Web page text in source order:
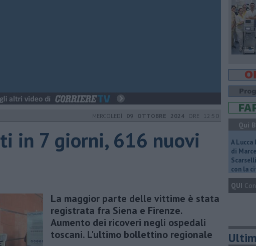
MERCOLEDÌ 09 OTTOBRE 2024 ORE 12:50
in 7 giorni, 616 nuovi
La maggior parte delle vittime è stata
registrata fra Siena e Firenze.
Aumento dei ricoveri negli ospedali
toscani. L'ultimo bollettino regionale
Qui
A
di
con la
QUI